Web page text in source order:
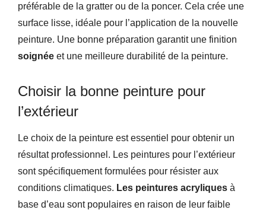
préférable de la gratter ou de la poncer. Cela crée une
surface lisse, idéale pour l’application de la nouvelle
peinture. Une bonne préparation garantit une finition
soignée et une meilleure durabilité de la peinture.
Choisir la bonne peinture pour
l’extérieur
Le choix de la peinture est essentiel pour obtenir un
résultat professionnel. Les peintures pour l’extérieur
sont spécifiquement formulées pour résister aux
conditions climatiques. Les peintures acryliques à
base d’eau sont populaires en raison de leur faible